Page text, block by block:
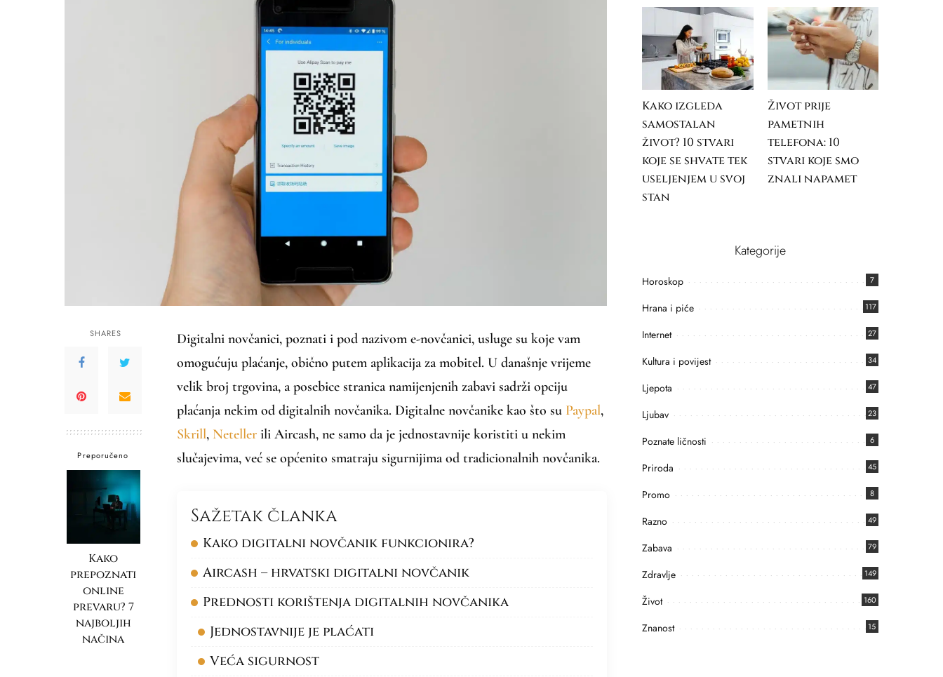
SHARES
Preporučeno
Kako
prepoznati
online
prevaru? 7
najboljih
načina
Digitalni novčanici, poznati i pod nazivom e-novčanici, usluge su koje vam
omogućuju plaćanje, obično putem aplikacija za mobitel. U današnje vrijeme
velik broj trgovina, a posebice stranica namijenjenih zabavi sadrži opciju
plaćanja nekim od digitalnih novčanika. Digitalne novčanike kao što su Paypal,
Skrill, Neteller ili Aircash, ne samo da je jednostavnije koristiti u nekim
slučajevima, već se općenito smatraju sigurnijima od tradicionalnih novčanika.
Sažetak članka
Kako digitalni novčanik funkcionira?
Aircash – hrvatski digitalni novčanik
Prednosti korištenja digitalnih novčanika
Jednostavnije je plaćati
Veća sigurnost
Kako izgleda
samostalan
život? 10 stvari
koje se shvate tek
useljenjem u svoj
stan
Život prije
pametnih
telefona: 10
stvari koje smo
znali napamet
Kategorije
Horoskop 7
Hrana i piće 117
Internet 27
Kultura i povijest 34
Ljepota 47
Ljubav 23
Poznate ličnosti 6
Priroda 45
Promo 8
Razno 49
Zabava 79
Zdravlje 149
Život 160
Znanost 15